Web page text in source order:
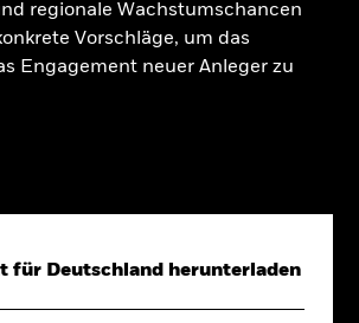
regionale Wachstumschancen
Vorschläge, um das
Engagement neuer Anleger zu
für Deutschland herunterladen